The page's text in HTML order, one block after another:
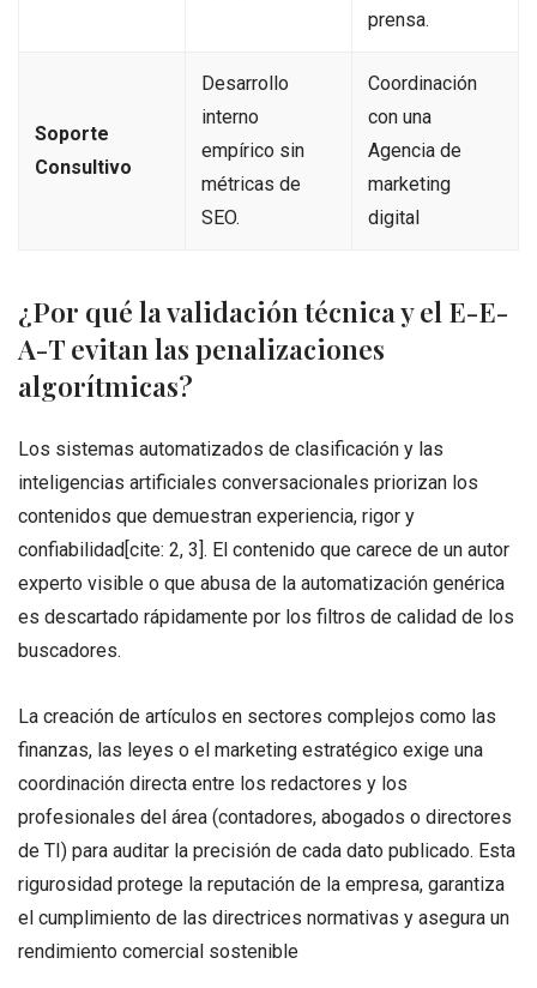
prensa.
Soporte
Consultivo
Desarrollo
interno
empírico sin
métricas de
SEO.
Coordinación
con una
Agencia de
marketing
digital
¿Por qué la validación técnica y el E-E-
A-T evitan las penalizaciones
algorítmicas?
Los sistemas automatizados de clasificación y las
inteligencias artificiales conversacionales priorizan los
contenidos que demuestran experiencia, rigor y
confiabilidad[cite: 2, 3]. El contenido que carece de un autor
experto visible o que abusa de la automatización genérica
es descartado rápidamente por los filtros de calidad de los
buscadores.
La creación de artículos en sectores complejos como las
finanzas, las leyes o el marketing estratégico exige una
coordinación directa entre los redactores y los
profesionales del área (contadores, abogados o directores
de TI) para auditar la precisión de cada dato publicado. Esta
rigurosidad protege la reputación de la empresa, garantiza
el cumplimiento de las directrices normativas y asegura un
rendimiento comercial sostenible